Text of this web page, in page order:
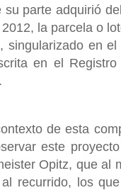
su parte adquirió
la parcela o
singularizado en
en el
de esta
este
Opitz, que al
recurrido, los